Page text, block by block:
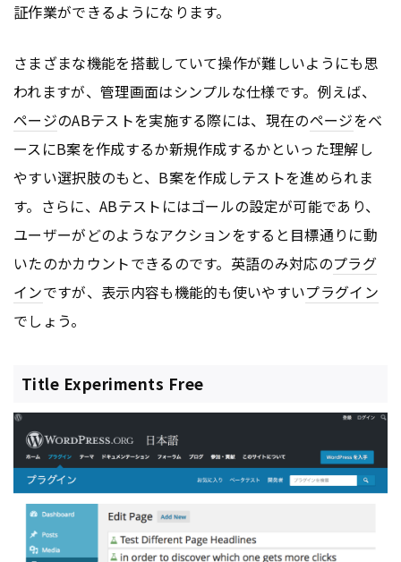
証作業ができるようになります。
さまざまな機能を搭載していて操作が難しいようにも思
われますが、管理画面はシンプルな仕様です。例えば、
ページのABテストを実施する際には、現在のページをベ
ースにB案を作成するか新規作成するかといった理解し
やすい選択肢のもと、B案を作成しテストを進められま
す。さらに、ABテストにはゴールの設定が可能であり、
ユーザーがどのようなアクションをすると目標通りに動
いたのかカウントできるのです。英語のみ対応のプラグ
インですが、表示内容も機能的も使いやすいプラグイン
でしょう。
Title Experiments Free